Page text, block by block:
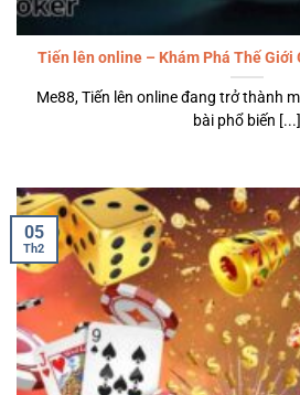
Tiến lên online – Khám Phá Thế Giới
Me88, Tiến lên online đang trở thành
bài phổ biến [...]
05
Th2